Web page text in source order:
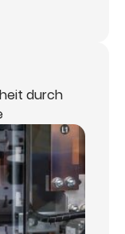
durch